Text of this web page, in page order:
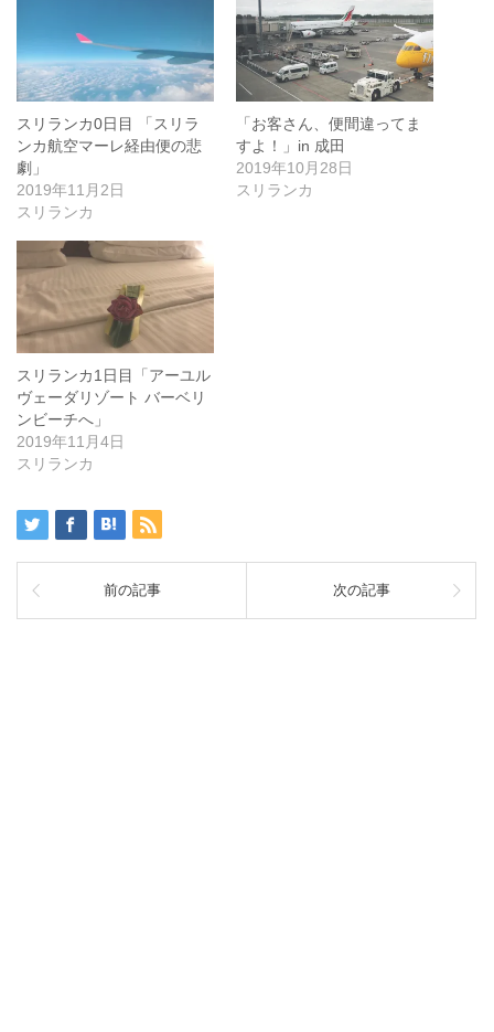
スリランカ0日目 「スリラ
ンカ航空マーレ経由便の悲
劇」
2019年11月2日
スリランカ
「お客さん、便間違ってま
すよ！」in 成田
2019年10月28日
スリランカ
スリランカ1日目「アーユル
ヴェーダリゾート バーベリ
ンビーチへ」
2019年11月4日
スリランカ
前の記事 次の記事